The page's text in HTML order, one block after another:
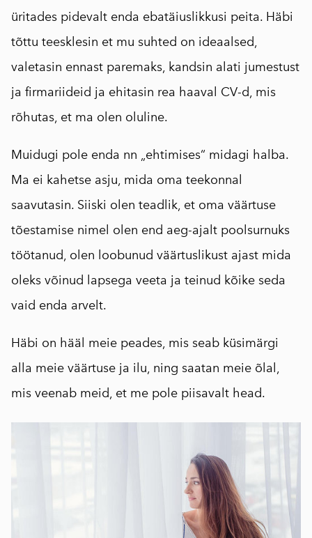
üritades pidevalt enda ebatäiuslikkusi peita. Häbi
tõttu teesklesin et mu suhted on ideaalsed,
valetasin ennast paremaks, kandsin alati jumestust
ja firmariideid ja ehitasin rea haaval CV-d, mis
rõhutas, et ma olen oluline.
Muidugi pole enda nn „ehtimises“ midagi halba.
Ma ei kahetse asju, mida oma teekonnal
saavutasin. Siiski olen teadlik, et oma väärtuse
tõestamise nimel olen end aeg-ajalt poolsurnuks
töötanud, olen loobunud väärtuslikust ajast mida
oleks võinud lapsega veeta ja teinud kõike seda
vaid enda arvelt.
Häbi on hääl meie peades, mis seab küsimärgi
alla meie väärtuse ja ilu, ning saatan meie õlal,
mis veenab meid, et me pole piisavalt head.